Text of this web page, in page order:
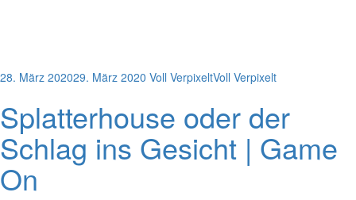
28. März 202029. März 2020 Voll VerpixeltVoll Verpixelt
Splatterhouse oder der
Schlag ins Gesicht | Game
On